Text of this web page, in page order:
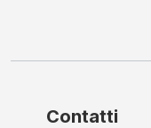
Contatti